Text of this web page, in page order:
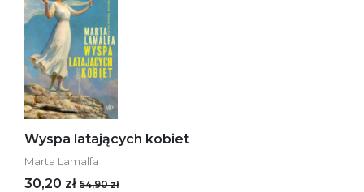
Wyspa latających kobiet
Marta Lamalfa
30,20 zł 54,90 zł